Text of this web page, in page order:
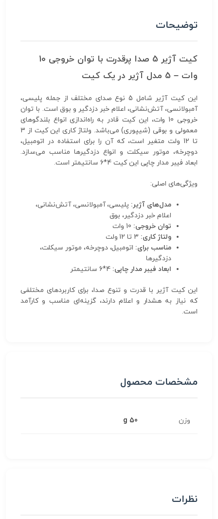
توضیحات
کیت آژیر 5 صدا پرقدرت با توان خروجی 10
وات – 5 مدل آژیر در یک کیت
این کیت آژیر شامل 5 نوع صدای مختلف از جمله پلیسی،
آمبولانسی، آتش‌نشانی، اعلام خبر دزدگیر و بوق است. با توان
خروجی 10 وات، این کیت قادر به راه‌اندازی انواع بلندگوهای
معمولی و بوقی (شیپوری) می‌باشد. ولتاژ کاری این کیت از 3
تا 12 ولت متغیر است، که آن را برای استفاده در اتومبیل،
دوچرخه، موتور سیکلت و انواع دزدگیرها مناسب می‌سازد.
ابعاد فیبر مدار چاپی این کیت 4*6 سانتیمتر است.
ویژگی‌های اصلی:
مدل‌های آژیر: پلیسی، آمبولانسی، آتش‌نشانی،
اعلام خبر دزدگیر، بوق
توان خروجی:
ولتاژ کاری:
مناسب برای: اتومبیل، دوچرخه، موتور سیکلت،
دزدگیرها
ابعاد فیبر مدار چاپی: 4*6 سانتیمتر
این کیت آژیر با قدرت و تنوع صدا، برای کاربردهای مختلفی
که نیاز به هشدار و اعلام دارند، گزینه‌ای مناسب و کارآمد
است.
مشخصات محصول
وزن 50 g
نظرات